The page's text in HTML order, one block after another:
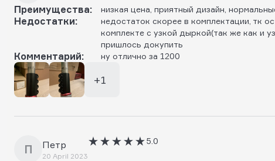
Преимущества: низкая цена, приятный дизайн,
Недостатки:
недостаток скорее в комплектации, тк
комплекте с узкой дыркой(так же как и
пришлось докупить
Комментарий: ну отлично за 1200
+1
П Петр
20 April 2023
5.0